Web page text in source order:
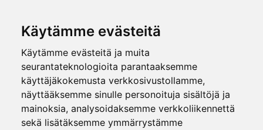
Käytämme evästeitä
Käytämme evästeitä ja muita
seurantateknologioita parantaaksemme
käyttäjäkokemusta verkkosivustollamme,
näyttääksemme sinulle personoituja sisältöjä ja
mainoksia, analysoidaksemme verkkoliikennettä
sekä lisätäksemme ymmärrystämme